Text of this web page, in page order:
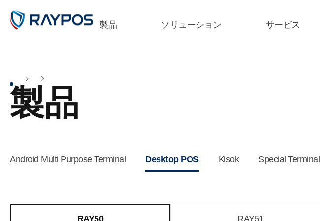
製品 ソリューション サービス
製品
Android Multi Purpose Terminal Desktop POS Kisok Special Terminal
RAY50 RAY51